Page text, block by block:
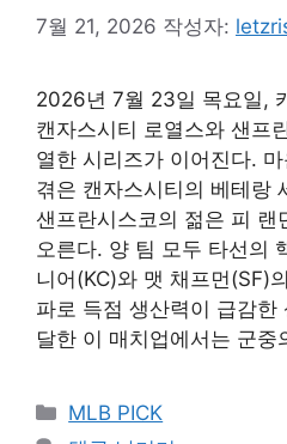
7월 21, 2026 작성자:
2026년 7월 23일 목요일,
캔자스시티 로열스와 샌프
열한 시리즈가 이어진다.
겪은 캔자스시티의 베테랑
샌프란시스코의 젊은 피
오른다. 양 팀 모두 타선의
니어(KC)와 맷 채프먼(SF)
파로 득점 생산력이 급감한
달한 이 매치업에서는 군
카
테
MLB PICK